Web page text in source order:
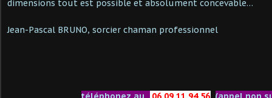
dimensions tout est possible et absolument concevable…
Jean-Pascal BRUNO, sorcier chaman professionnel